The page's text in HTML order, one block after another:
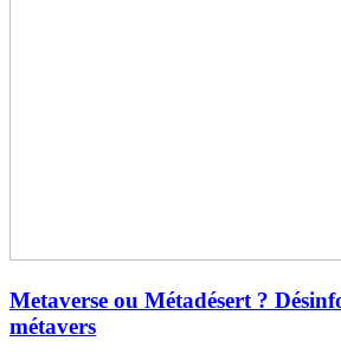
Metaverse ou Métadésert ?
métavers